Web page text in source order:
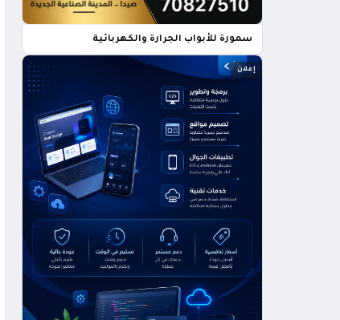
سمورة للأبواب الجرارة والكهربائية
إعلان